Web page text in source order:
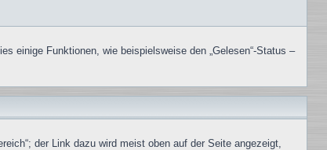
einige Funktionen, wie beispielsweise den „Gelesen“-Status –
der Link dazu wird meist oben auf der Seite angezeigt,